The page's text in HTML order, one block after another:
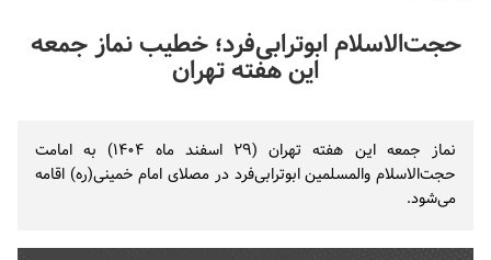
معظم انقلاب
گزارش تصویری| مراسم نماز بر پیکر امام شهید انقلاب اسلامی ایران
حجت‌الاسلام ابوترابی‌فرد؛ خطیب نماز جمعه
این هفته تهران
نماز جمعه این هفته تهران (۲۹ اسفند ماه ۱۴۰۴) به امامت
حجت‌الاسلام والمسلمین ابوترابی‌فرد در مصلای امام خمینی(ره) اقامه
می‌شود.